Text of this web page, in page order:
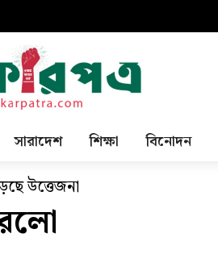
সারাদেশ শিক্ষা বিনোদন
উত্তেজনা